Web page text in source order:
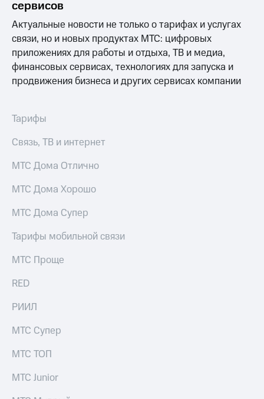
МТС
о технологиях
Достижения
Интервью
спикера
и акционерам
Корпоративное
управление
Корпоративный
секретарь
Раскрытие
информации
Собрания
Личный
акционера
сервисов
Актуальные новости не только о тарифах и услугах
связи, но и новых продуктах МТС: цифровых
приложениях для работы и отдыха, ТВ и медиа,
финансовых сервисах, технологиях для запуска и
продвижения бизнеса и других сервисах компании
Тарифы
Связь, ТВ и интернет
МТС Дома Отлично
МТС Дома Хорошо
МТС Дома Супер
Тарифы мобильной связи
МТС Проще
RED
РИИЛ
МТС Супер
МТС ТОП
МТС Junior